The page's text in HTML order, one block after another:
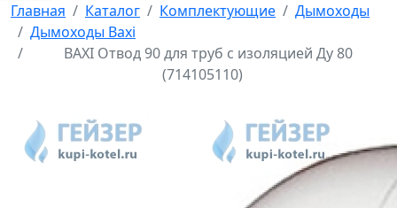
Главная Каталог Комплектующие
Дымоходы
Дымоходы Baxi
BAXI Отвод 90 для труб с изоляцией Ду 80
(714105110)